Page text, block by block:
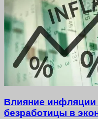
Влияние инфляции
безработицы в